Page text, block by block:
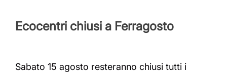
Ecocentri chiusi a Ferragosto
Sabato 15 agosto resteranno chiusi tutti i